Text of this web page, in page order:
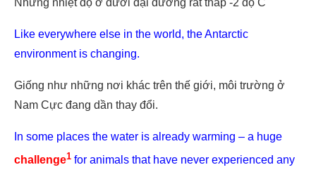
Like everywhere else in the world, the Antarctic
environment is changing.
Giống như những nơi khác trên thế giới, môi trường ở
Nam Cực đang dần thay đổi.
In some places the water is already warming – a huge
challenge1 for animals that have never experienced any